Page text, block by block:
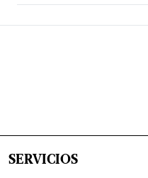
SERVICIOS